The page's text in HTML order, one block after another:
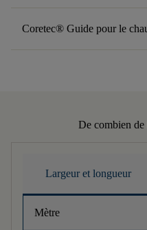
Coretec® Guide pour le
De combien de
Largeur et longueur
Mètre